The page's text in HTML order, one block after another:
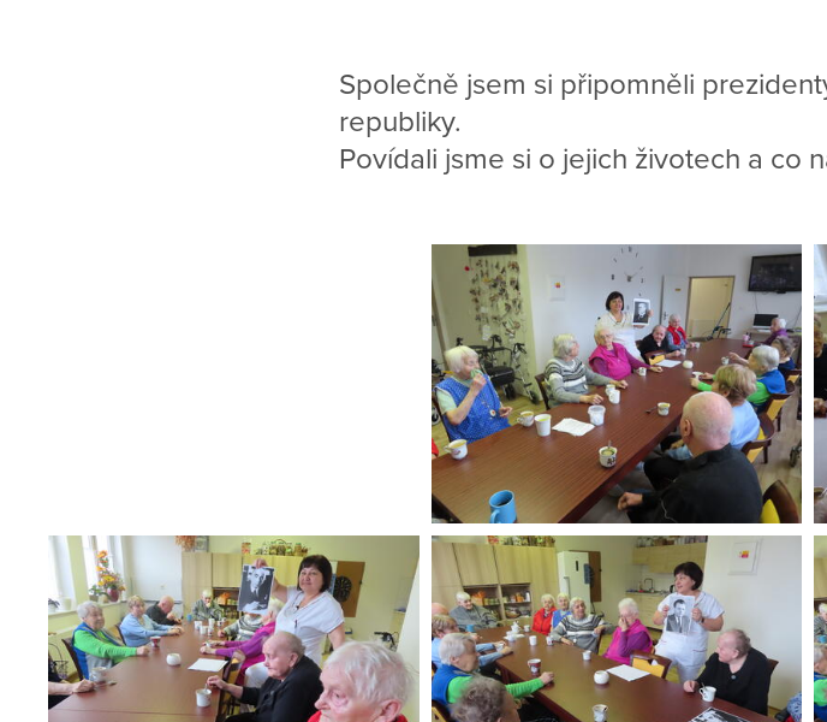
Společně jsem si připomněli
republiky.
Povídali jsme si o jejich životech a co